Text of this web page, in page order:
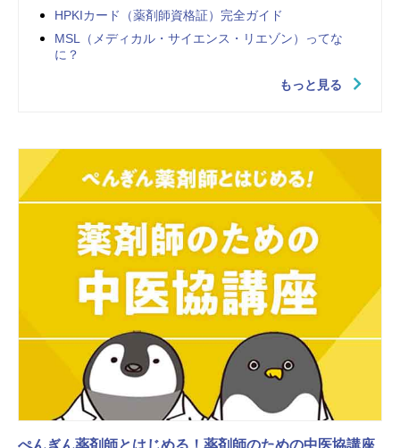
HPKIカード（薬剤師資格証）完全ガイド
MSL（メディカル・サイエンス・リエゾン）ってな
に？
もっと見る